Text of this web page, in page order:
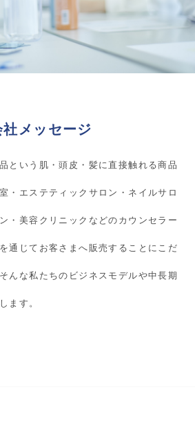
社メッセージ
という肌・頭皮・髪に直接触れる商品
・エステティックサロン・ネイルサロ
・美容クリニックなどのカウンセラー
通じてお客さまへ販売することにこだ
んな私たちのビジネスモデルや中長期
ます。